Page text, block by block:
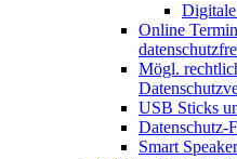
Digitale
Online
Mögl.
USB Sticks
Datenschutz-
Smart